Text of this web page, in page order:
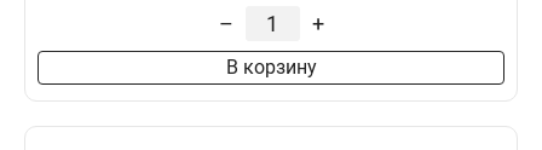
– +
В корзину